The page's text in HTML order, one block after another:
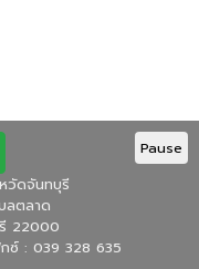
Pause
วัดจันทบุรี
ลตลาด
22000
ซ์ : 039 328 635